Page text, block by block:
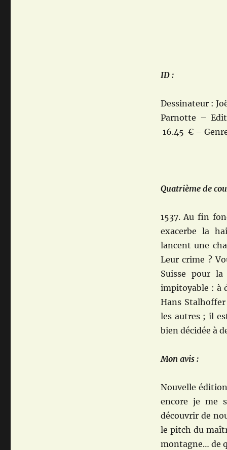
ID :
Dessinateur :
Parnotte –
16.45 € –
Quatrième de
1537. Au fin
exacerbe la
lancent une
Leur crime ?
Suisse pour
impitoyable : à
Hans Stalhoffer
les autres ; il
bien décidée à
Mon avis :
Nouvelle
encore je me
découvrir de
le pitch du
montagne… de